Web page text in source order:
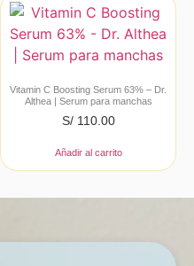
Vitamin C Boosting Serum 63% – Dr.
Althea | Serum para manchas
S/110.00
Añadir al carrito